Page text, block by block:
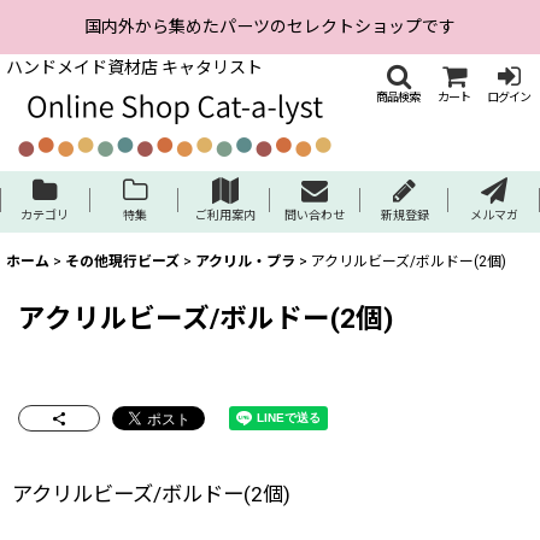
国内外から集めたパーツのセレクトショップです
ハンドメイド資材店 キャタリスト
商品検索 カート ログイン
カテゴリ 特集 ご利用案内 問い合わせ 新規登録 メルマガ
ホーム > その他現行ビーズ > アクリル・プラ > アクリルビーズ/ボルドー(2個)
アクリルビーズ/ボルドー(2個)
アクリルビーズ/ボルドー(2個)